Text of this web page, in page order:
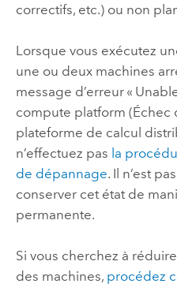
correctifs, etc.) ou non
Lorsque vous exécutez
une ou deux machines
message d’erreur «
compute platform (Échec
plateforme de calcul
n’effectuez pas la
de dépannage. Il n’est
conserver cet état de
permanente.
Si vous cherchez à
des machines, procédez